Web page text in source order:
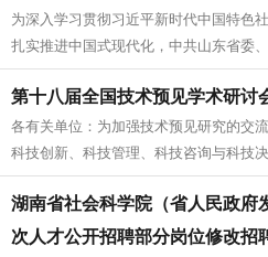
为深入学习贯彻习近平新时代中国特色
扎实推进中国式现代化，中共山东省委
安联合举办“泰山论坛·中国...
第十八届全国技术预见学术研讨
各有关单位：为加强技术预见研究的交
科技创新、科技管理、科技咨询与科技
发展战略研究院、中国科学院科技战...
湖南省社会科学院（省人民政府
次人才公开招聘部分岗位修改招